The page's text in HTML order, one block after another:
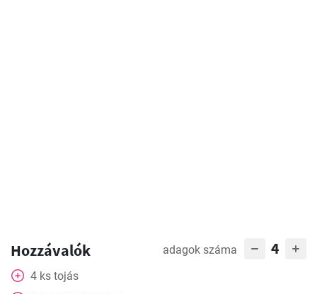
Hozzávalók adagok száma 4
4 ks tojás